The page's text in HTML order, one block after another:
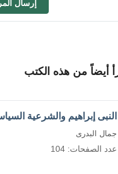
إرسال
أيضاً من هذه الكتب
النبى إبراهيم والشرعية
جمال البدرى
عدد الصفحات: 104